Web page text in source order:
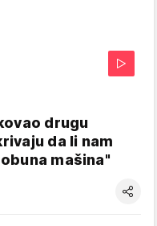
drugu
da li nam
mašina"